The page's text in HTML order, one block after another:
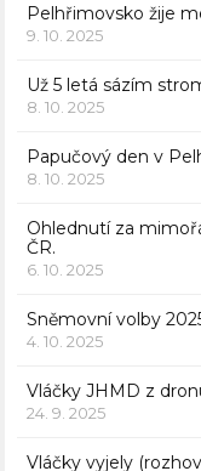
Pelhřimovsko žije
9. 10. 2025
Už 5 letá sázím
8. 10. 2025
Papučový den v
8. 10. 2025
Ohlednutí za
ČR.
6. 10. 2025
Sněmovní volby
4. 10. 2025
Vláčky JHMD z
24. 9. 2025
Vláčky vyjely